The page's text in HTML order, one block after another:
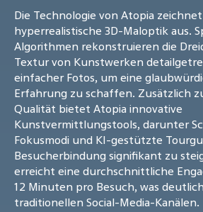
Die Technologie von Atopia
hyperrealistische 3D-Maloptik aus.
Algorithmen rekonstruieren die
Textur von Kunstwerken
einfacher Fotos, um eine
Erfahrung zu schaffen. Zusätzlich
Qualität bietet Atopia innovative
Kunstvermittlungstools, darunter
Fokusmodi und KI-gestützte
Besucherbindung signifikant zu
erreicht eine durchschnittliche
12 Minuten pro Besuch, was
traditionellen Social-Media-Kanälen.